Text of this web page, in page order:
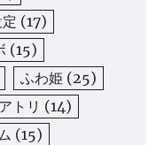
(17)
(15)
ふわ姫 (25)
トリ (14)
(15)